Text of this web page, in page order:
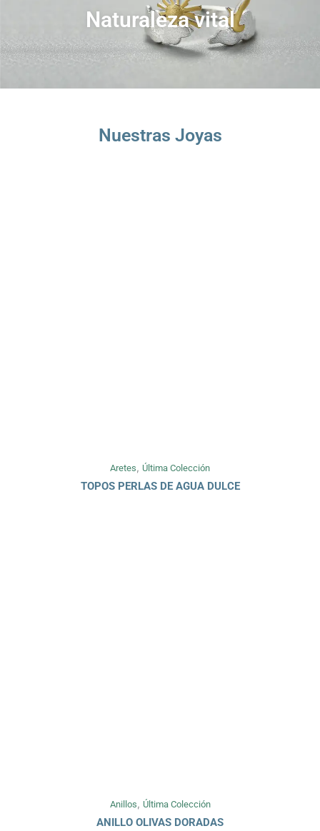
Naturaleza vital
Nuestras Joyas
Aretes, Última Colección
TOPOS PERLAS DE AGUA DULCE
Anillos, Última Colección
ANILLO OLIVAS DORADAS